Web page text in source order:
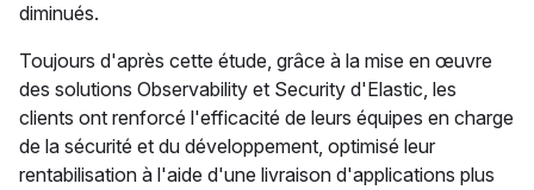
diminués.
Toujours d'après cette étude, grâce à la mise en œuvre
des solutions Observability et Security d'Elastic, les
clients ont renforcé l'efficacité de leurs équipes en charge
de la sécurité et du développement, optimisé leur
rentabilisation à l'aide d'une livraison d'applications plus